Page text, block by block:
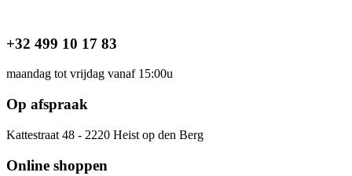
de
+32 499 10 17 83
maandag tot vrijdag vanaf 15:00u
Op afspraak
Kattestraat 48 - 2220 Heist op den Berg
Online shoppen